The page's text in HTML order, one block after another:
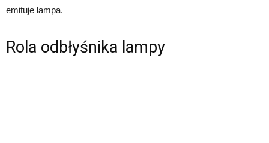
emituje lampa.
Rola odbłyśnika lampy